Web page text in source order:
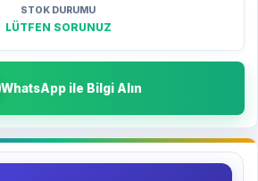
STOK DURUMU
LÜTFEN SORUNUZ
WhatsApp ile Bilgi Alın